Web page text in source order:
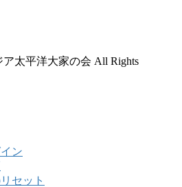
太平洋大家の会 All Rights
ン
セット